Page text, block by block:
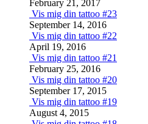
February 21, 2017
Vis mig din tattoo #23
September 14, 2016
Vis mig din tattoo #22
April 19, 2016
Vis mig din tattoo #21
February 25, 2016
Vis mig din tattoo #20
September 17, 2015
Vis mig din tattoo #19
August 4, 2015